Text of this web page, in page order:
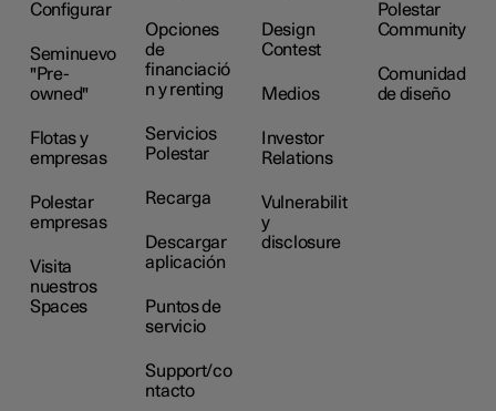
Configurar
Seminuevo
"Pre-
owned"
Flotas y
empresas
Polestar
empresas
Visita
nuestros
Spaces
Opciones
de
financiació
n y renting
Servicios
Polestar
Recarga
Descargar
aplicación
Puntos de
servicio
Support/co
ntacto
Design
Contest
Medios
Investor
Relations
Vulnerabilit
y
disclosure
Polestar
Community
Comunidad
de diseño